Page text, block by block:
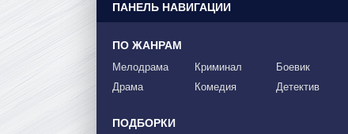
ПАНЕЛЬ НАВИГАЦИИ
ПО ЖАНРАМ
Мелодрама
Драма
Криминал
Комедия
Боевик
Детектив
ПОДБОРКИ